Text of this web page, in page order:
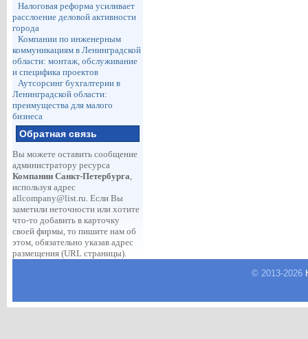
Налоговая реформа усиливает
расслоение деловой активности
города
Компании по инженерным
коммуникациям в Ленинградской
области: монтаж, обслуживание
и специфика проектов
Аутсорсинг бухгалтерии в
Ленинградской области:
преимущества для малого
бизнеса
Обратная связь
Вы можете оставить сообщение
администратору ресурса
Компании Санкт-Петербурга,
используя адрес
allcompany@list.ru. Если Вы
заметили неточности или хотите
что-то добавить в карточку
своей фирмы, то пишите нам об
этом, обязательно указав адрес
размещения (URL страницы).
© 2013-2026